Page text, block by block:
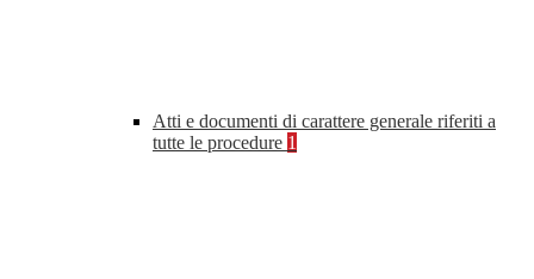
Atti e documenti di carattere generale riferiti a
tutte le procedure 1